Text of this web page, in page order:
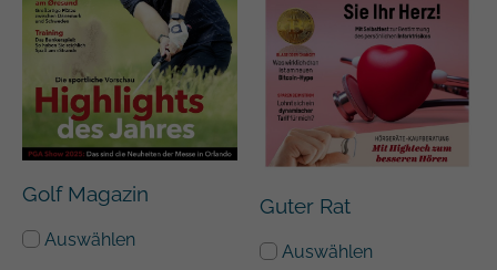
Golf Magazin
Auswählen
Guter Rat
Auswählen